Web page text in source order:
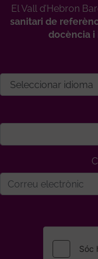
El Vall d’Hebron
sanitari de
docència i